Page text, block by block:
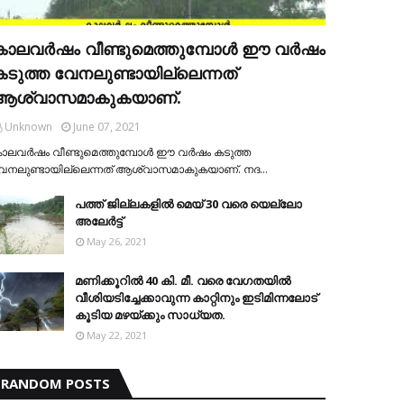
വീണ്ടുമെത്തുമ്പോള്‍ ഈ വര്‍ഷം
വേനലുണ്ടായില്ലെന്നത്
Unknown
June 07, 2021
വീണ്ടുമെത്തുമ്പോള്‍ ഈ വര്‍ഷം കടുത്ത
ആശ്വാസമാകുകയാണ്. നദ…
പത്ത് ജില്ലകളില്‍ മെയ് 30 വരെ യെല്ലോ
അലേര്‍ട്ട്
May 26, 2021
മണിക്കൂറിൽ 40 കി. മീ. വരെ വേഗതയിൽ
വീശിയടിച്ചേക്കാവുന്ന കാറ്റിനും ഇടിമിന്നലോട്
കൂടിയ മഴയ്ക്കും സാധ്യത.
May 22, 2021
RANDOM POSTS